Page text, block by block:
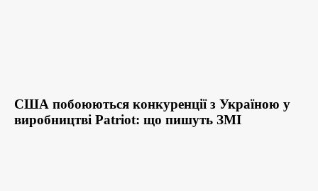
США побоюються конкуренції з Україною у
виробництві Patriot: що пишуть ЗМІ